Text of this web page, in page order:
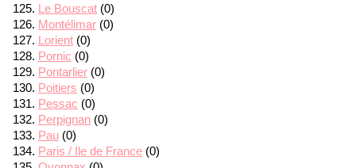
Le Bouscat (0)
Montélimar (0)
Lorient (0)
Pornic (0)
Pontarlier (0)
Poitiers (0)
Pessac (0)
Perpignan (0)
Pau (0)
Paris / Ile de France (0)